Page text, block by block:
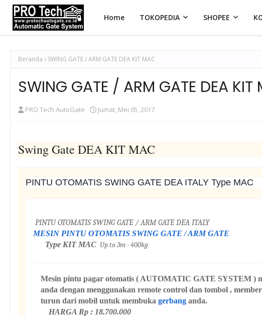
Home TOKOPEDIA SHOPEE
Beranda SWING GATE / ARM GATE DEA KIT MAC
SWING GATE / ARM GATE DEA KIT
PRO Tech AutoGate Jumat, Mei 05, 2017
Swing Gate DEA KIT MAC
PINTU OTOMATIS SWING GATE DEA ITALY Type MAC
PINTU OTOMATIS SWING GATE / ARM GATE DEA ITALY
MESIN PINTU OTOMATIS SWING GATE / ARM GATE
Type KIT MAC Up to 3m - 400kg
Mesin pintu pagar otomatis ( AUTOMATIC GATE SYSTEM )
anda dengan menggunakan remote control dan tombol ,
turun dari mobil untuk membuka gerbang anda.
HARGA Rp : 18.700.000